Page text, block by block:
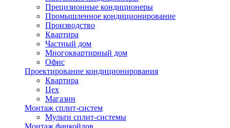
Прецизионные кондиционеры
Промышленное кондиционирование
Производство
Квартира
Частный дом
Многоквартирный дом
Офис
Проектирование кондиционирования
Квартира
Цех
Магазин
Монтаж сплит-систем
Мульти сплит-системы
Монтаж фанкойлов